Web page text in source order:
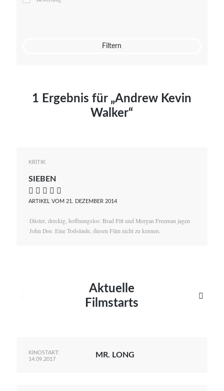
Mato von Vogelstein
Filtern
1 Ergebnis für „Andrew Kevin
Walker“
KRITIK
SIEBEN
    
ARTIKEL VOM 21. DEZEMBER 2014
Düster, dreckig, hoffnungslos: Brad Pitt und Morgan Freeman jagen
John Doe. Eine Todsünde, diesen Film nicht zu kennen.
Aktuelle
Filmstarts

KINOSTART:
14.09.2017
MR. LONG